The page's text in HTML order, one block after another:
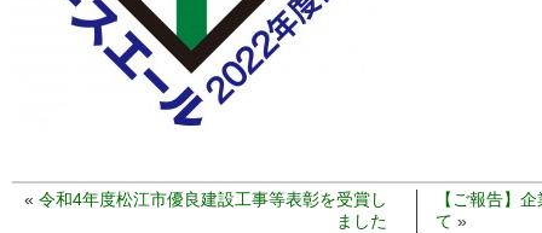
« 令和4年度松江市優良建設工事等表彰を受賞し
ました
【ご報告】
て »